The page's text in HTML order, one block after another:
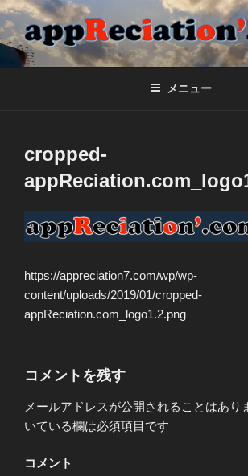
コ
ン
テ
ン
APPRECIATION'.COM
合同会社appReciation'のホームページ
メニュー
cropped-
https://appreciation7.com/wp/wp-
content/uploads/2019/01/cropped-
appReciation.com_logo1.2.png
コメントを残す
メールアドレスが公開されることはあり
いている欄は必須項目です
コメント